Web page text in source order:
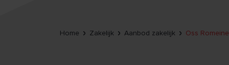
Home Zakelijk Aanbod zakelijk Oss